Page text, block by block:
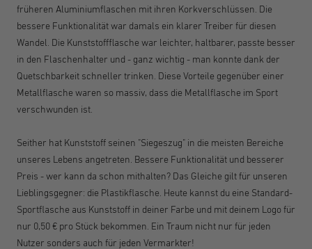
früheren Aluminiumflaschen mit ihren Korkverschlüssen. Die
bessere Funktionalität war damals ein klarer Treiber für diesen
Wandel. Die Kunststoffflasche war leichter, haltbarer, passte besser
in den Flaschenhalter und - ganz wichtig - man konnte dank der
Quetschbarkeit schneller trinken. Diese Vorteile gegenüber einer
Metallflasche waren so massiv, dass die Metallflasche im Sport
verschwunden ist.
Seither hat Kunststoff seinen "Siegeszug" in die meisten Bereiche
unseres Lebens angetreten. Bessere Funktionalität und besserer
Preis - wer kann da schon mithalten? Das Gleiche gilt für unseren
Lieblingsgegner: die Plastikflasche. Heute kannst du eine Standard-
Sportflasche aus Kunststoff in deiner Farbe und mit deinem Logo für
nur 0,50 € pro Stück bekommen. Ein Traum nicht nur für jeden
Nutzer sonders auch für jeden Vermarkter!